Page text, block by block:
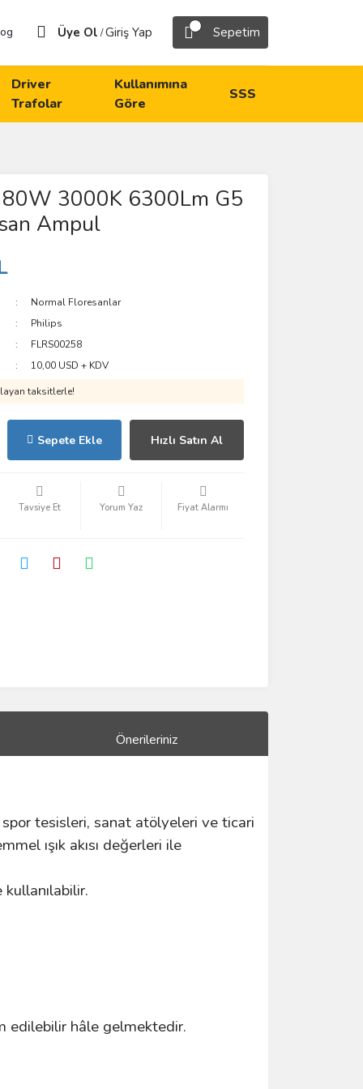
Üye Ol /Giriş Yap Sepetim
Driver
Trafolar
Kullanımına
Göre
SSS
80W 3000K 6300Lm G5
Ampul
Normal Floresanlar
Philips
FLRS00258
10,00 USD + KDV
taksitlerle!
Sepete Ekle Hızlı Satın Al
Tavsiye Et Yorum Yaz Fiyat Alarmı
Önerileriniz
tesisleri, sanat atölyeleri ve ticari
ışık akısı değerleri ile
edilebilir hâle gelmektedir.